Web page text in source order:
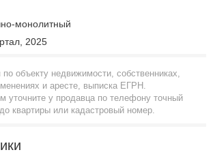
монолитный
2025
объекту недвижимости, собственниках,
и аресте, выписка ЕГРН.
уточните у продавца по телефону точный
квартиры или кадастровый номер.